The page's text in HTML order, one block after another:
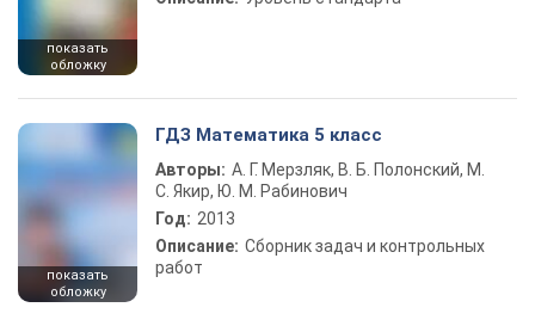
показать
обложку
показать
обложку
ГДЗ Математика 5 класс
Авторы: А. Г. Мерзляк, В. Б. Полонский, М.
С. Якир, Ю. М. Рабинович
Год: 2013
Описание: Сборник задач и контрольных
работ